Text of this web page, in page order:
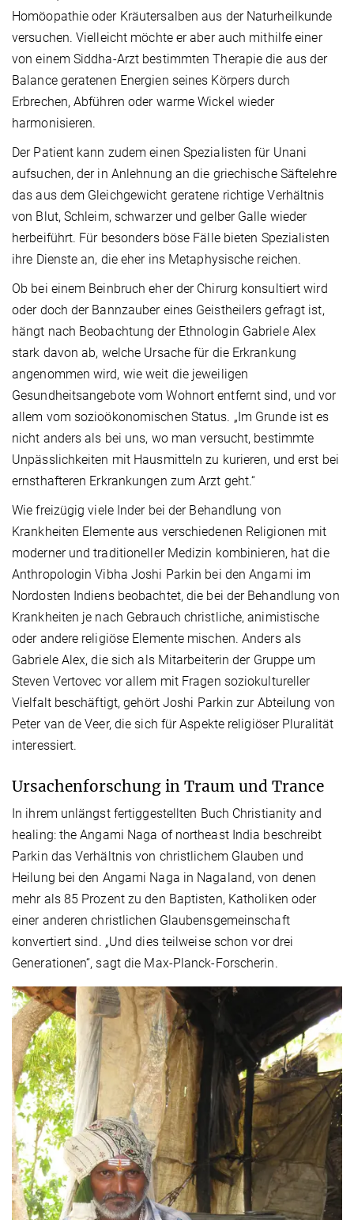
Homöopathie oder Kräutersalben aus der Naturheilkunde
versuchen. Vielleicht möchte er aber auch mithilfe einer
von einem Siddha-Arzt bestimmten Therapie die aus der
Balance geratenen Energien seines Körpers durch
Erbrechen, Abführen oder warme Wickel wieder
harmonisieren.
Der Patient kann zudem einen Spezialisten für Unani
aufsuchen, der in Anlehnung an die griechische Säftelehre
das aus dem Gleichgewicht geratene richtige Verhältnis
von Blut, Schleim, schwarzer und gelber Galle wieder
herbeiführt. Für besonders böse Fälle bieten Spezialisten
ihre Dienste an, die eher ins Metaphysische reichen.
Ob bei einem Beinbruch eher der Chirurg konsultiert wird
oder doch der Bannzauber eines Geistheilers gefragt ist,
hängt nach Beobachtung der Ethnologin Gabriele Alex
stark davon ab, welche Ursache für die Erkrankung
angenommen wird, wie weit die jeweiligen
Gesundheitsangebote vom Wohnort entfernt sind, und vor
allem vom sozioökonomischen Status. „Im Grunde ist es
nicht anders als bei uns, wo man versucht, bestimmte
Unpässlichkeiten mit Hausmitteln zu kurieren, und erst bei
ernsthafteren Erkrankungen zum Arzt geht.“
Wie freizügig viele Inder bei der Behandlung von
Krankheiten Elemente aus verschiedenen Religionen mit
moderner und traditioneller Medizin kombinieren, hat die
Anthropologin Vibha Joshi Parkin bei den Angami im
Nordosten Indiens beobachtet, die bei der Behandlung von
Krankheiten je nach Gebrauch christliche, animistische
oder andere religiöse Elemente mischen. Anders als
Gabriele Alex, die sich als Mitarbeiterin der Gruppe um
Steven Vertovec vor allem mit Fragen soziokultureller
Vielfalt beschäftigt, gehört Joshi Parkin zur Abteilung von
Peter van de Veer, die sich für Aspekte religiöser Pluralität
interessiert.
Ursachenforschung in Traum und Trance
In ihrem unlängst fertiggestellten Buch Christianity and
healing: the Angami Naga of northeast India beschreibt
Parkin das Verhältnis von christlichem Glauben und
Heilung bei den Angami Naga in Nagaland, von denen
mehr als 85 Prozent zu den Baptisten, Katholiken oder
einer anderen christlichen Glaubensgemeinschaft
konvertiert sind. „Und dies teilweise schon vor drei
Generationen“, sagt die Max-Planck-Forscherin.